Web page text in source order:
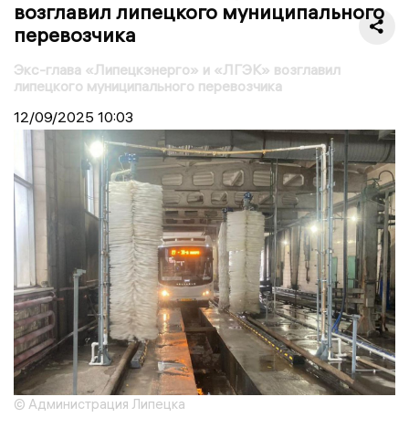
возглавил липецкого муниципального
перевозчика
Экс-глава «Липецкэнерго» и «ЛГЭК» возглавил
липецкого муниципального перевозчика
12/09/2025 10:03
© Администрация Липецка